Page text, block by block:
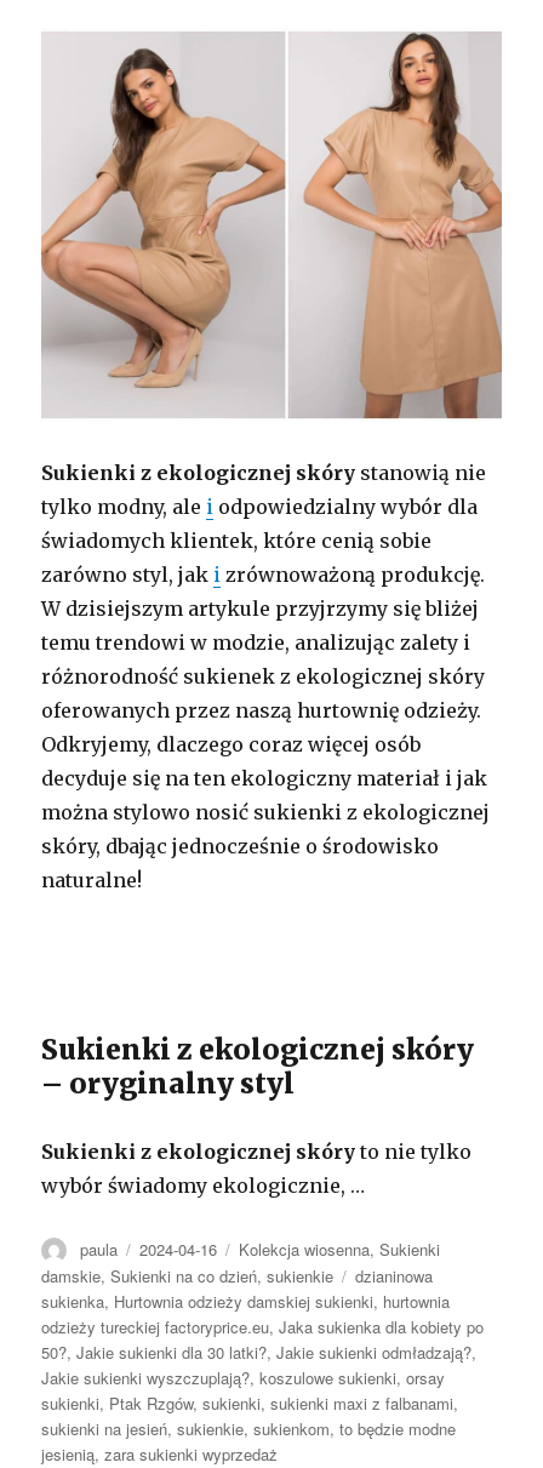
Sukienki z ekologicznej skóry stanowią nie
tylko modny, ale i odpowiedzialny wybór dla
świadomych klientek, które cenią sobie
zarówno styl, jak i zrównoważoną produkcję.
W dzisiejszym artykule przyjrzymy się bliżej
temu trendowi w modzie, analizując zalety i
różnorodność sukienek z ekologicznej skóry
oferowanych przez naszą hurtownię odzieży.
Odkryjemy, dlaczego coraz więcej osób
decyduje się na ten ekologiczny materiał i jak
można stylowo nosić sukienki z ekologicznej
skóry, dbając jednocześnie o środowisko
naturalne!
Sukienki z ekologicznej skóry
– oryginalny styl
Sukienki z ekologicznej skóry to nie tylko
wybór świadomy ekologicznie, …
Autor
paula Opublikowano
2024-04-16 Kategorie
Kolekcja wiosenna,Sukienki
damskie,Sukienki na co dzień,sukienkie Tagi
dzianinowa
sukienka, Hurtownia odzieży damskiej sukienki, hurtownia
odzieży tureckiej factoryprice.eu,Jaka sukienka dla kobiety po
50?,Jakie sukienki dla 30 latki?,Jakie sukienki odmładzają?,
Jakie sukienki wyszczuplają?,koszulowe sukienki,orsay
sukienki, Ptak Rzgów,sukienki,sukienki maxi z falbanami,
sukienki na jesień,sukienkie,sukienkom,to będzie modne
jesienią,zara sukienki wyprzedaż